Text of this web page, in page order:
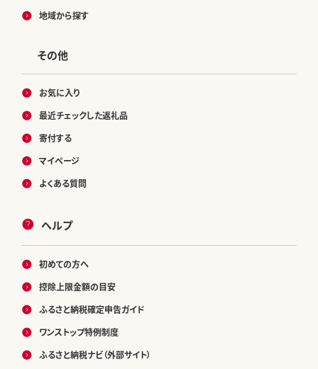
地域から探す
その他
お気に入り
最近チェックした返礼品
寄付する
マイページ
よくある質問
ヘルプ
初めての方へ
控除上限金額の目安
ふるさと納税確定申告ガイド
ワンストップ特例制度
ふるさと納税ナビ（外部サイト）